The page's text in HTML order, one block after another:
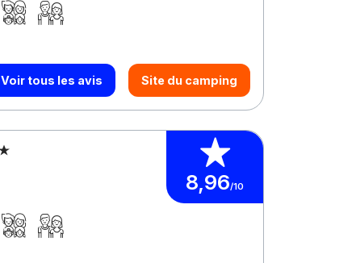
Voir tous les avis Site du camping
8,96/10